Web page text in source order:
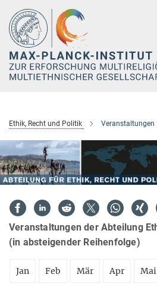
Hauptinhalt
Ethik, Recht und Politik Veranstaltungen
Veranstaltungen der Abteilung
(in absteigender Reihenfolge)
Jan Feb Mär Apr Mai